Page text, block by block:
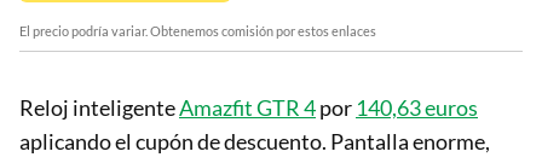
El precio podría variar. Obtenemos comisión por estos enlaces
Reloj inteligenteAmazfit GTR 4por 140,63 euros
aplicando el cupón de descuento. Pantalla enorme,